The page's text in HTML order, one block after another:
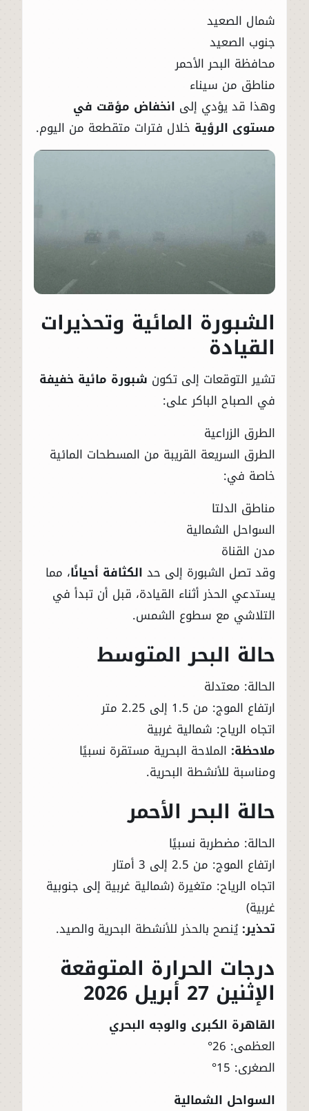
شمال الصعيد
جنوب الصعيد
محافظة البحر الأحمر
مناطق من سيناء
وهذا قد يؤدي إلى انخفاض مؤقت في
مستوى الرؤية خلال فترات متقطعة من اليوم.
الشبورة المائية وتحذيرات
القيادة
تشير التوقعات إلى تكون شبورة مائية خفيفة
في الصباح الباكر على:
الطرق الزراعية
الطرق السريعة القريبة من المسطحات المائية
خاصة في:
مناطق الدلتا
السواحل الشمالية
مدن القناة
وقد تصل الشبورة إلى حد الكثافة أحيانًا، مما
يستدعي الحذر أثناء القيادة، قبل أن تبدأ في
التلاشي مع سطوع الشمس.
حالة البحر المتوسط
الحالة: معتدلة
ارتفاع الموج: من 1.5 إلى 2.25 متر
اتجاه الرياح: شمالية غربية
ملاحظة: الملاحة البحرية مستقرة نسبيًا
ومناسبة للأنشطة البحرية.
حالة البحر الأحمر
الحالة: مضطربة نسبيًا
ارتفاع الموج: من 2.5 إلى 3 أمتار
اتجاه الرياح: متغيرة (شمالية غربية إلى جنوبية
غربية)
تحذير: يُنصح بالحذر للأنشطة البحرية والصيد.
درجات الحرارة المتوقعة
الإثنين 27 أبريل 2026
القاهرة الكبرى والوجه البحري
العظمى: 26°
الصغرى: 15°
السواحل الشمالية